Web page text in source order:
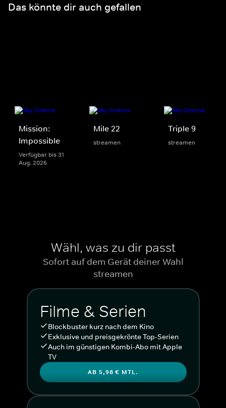
Das könnte dir auch gefallen
Mission:
Impossible
Verfügbar bis 31
Aug. 2026
Mile 22
streamen
Triple 9
streamen
Wähl, was zu dir passt
Sofort auf dem Gerät deiner Wahl
streamen
Filme & Serien
Blockbuster kurz nach dem Kino
Exklusive und preisgekrönte Top-Serien
Auch im günstigen Kombi-Abo mit Apple
TV
AB 5,98 € MTL.